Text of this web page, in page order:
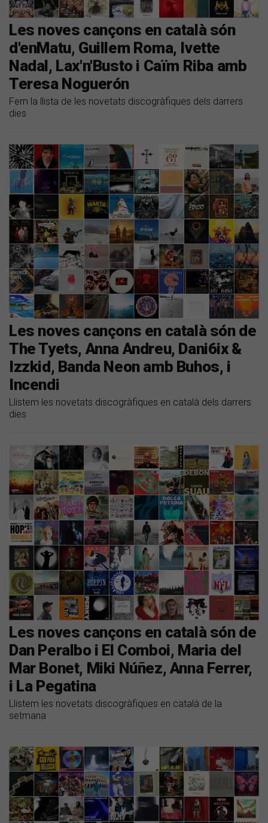
Les noves cançons en català són
d'enMatu, Guillem Roma, Ivette
Nadal, Lax'n'Busto i Caïm Riba amb
Teresa Noguerón
Fem la llista de les novetats discogràfiques dels darrers
dies
Les noves cançons en català són de
The Tyets, Anna Andreu, Dani6ix &
Izzkid, Banda Neon amb Buhos, i
Incendi
Llistem les novetats discogràfiques en català dels darrers
dies
Les noves cançons en català són de
Dan Peralbo i El Comboi, Maria del
Mar Bonet, Miki Núñez, Anna Ferrer,
i La Pegatina
Llistem les novetats discogràfiques en català de la
setmana